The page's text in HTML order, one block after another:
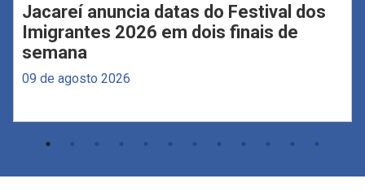
Jacareí anuncia datas do Festival dos
Imigrantes 2026 em dois finais de
semana
09 de agosto 2026